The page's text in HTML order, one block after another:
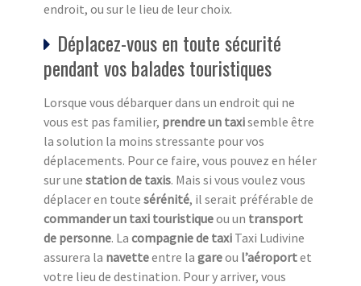
endroit, ou sur le lieu de leur choix.
Déplacez-vous en toute sécurité
pendant vos balades touristiques
Lorsque vous débarquer dans un endroit qui ne
vous est pas familier, prendre un taxisemble être
la solution la moins stressante pour vos
déplacements. Pour ce faire, vous pouvez en héler
sur une station de taxis. Mais si vous voulez vous
déplacer en toute sérénité, il serait préférable de
commander un taxi touristiqueou un transport
de personne. La compagnie de taxi Taxi Ludivine
assurera la navetteentre la gareou l’aéroportet
votre lieu de destination. Pour y arriver, vous